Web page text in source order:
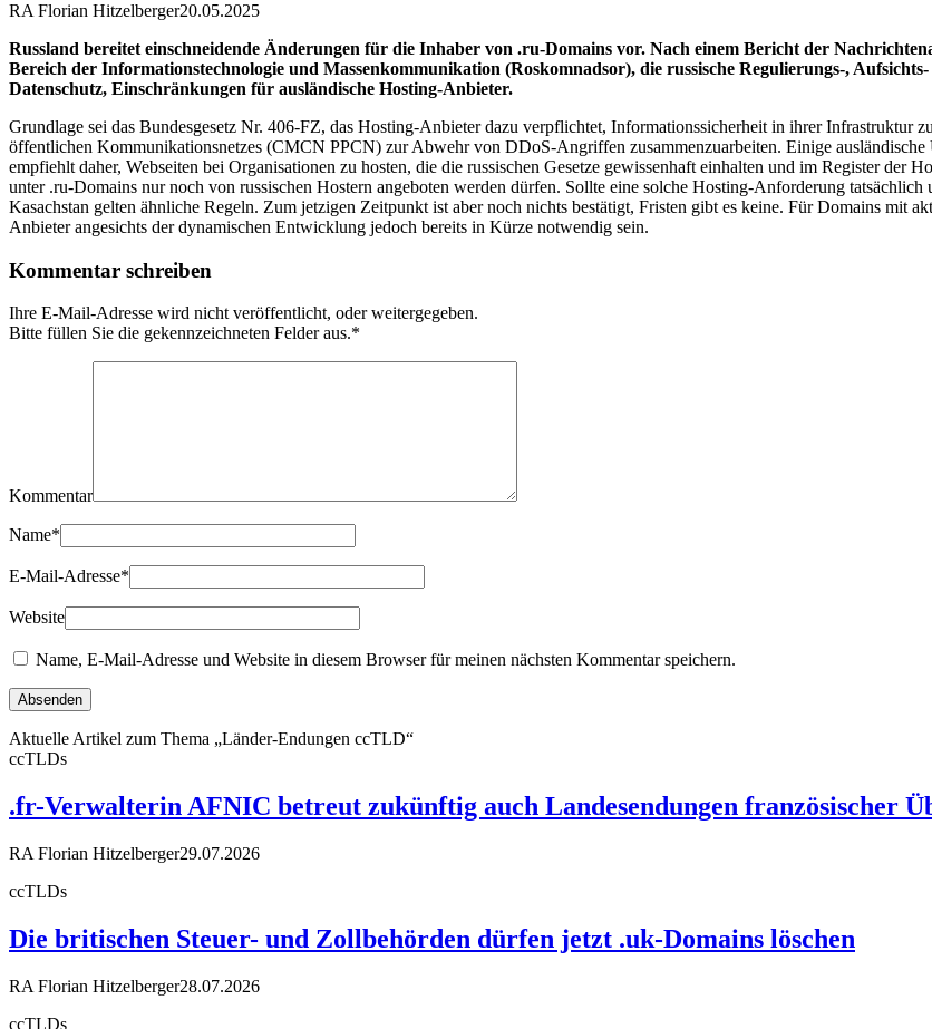
RA Florian Hitzelberger20.05.2025
Russland bereitet einschneidende Änderungen für die Inhaber von .ru-Domains vor. Nach einem Bericht der
Bereich der Informationstechnologie und Massenkommunikation (Roskomnadsor), die russische Regulierungs-,
Datenschutz, Einschränkungen für ausländische Hosting-Anbieter.
Grundlage sei das Bundesgesetz Nr. 406-FZ, das Hosting-Anbieter dazu verpflichtet, Informationssicherheit in ihrer Infrastruktur
öffentlichen Kommunikationsnetzes (CMCN PPCN) zur Abwehr von DDoS-Angriffen zusammenzuarbeiten. Einige
empfiehlt daher, Webseiten bei Organisationen zu hosten, die die russischen Gesetze gewissenhaft einhalten und im Register der
unter .ru-Domains nur noch von russischen Hostern angeboten werden dürfen. Sollte eine solche Hosting-Anforderung
Kasachstan gelten ähnliche Regeln. Zum jetzigen Zeitpunkt ist aber noch nichts bestätigt, Fristen gibt es keine. Für Domains mit
Anbieter angesichts der dynamischen Entwicklung jedoch bereits in Kürze notwendig sein.
Kommentar schreiben
Ihre E-Mail-Adresse wird nicht veröffentlicht, oder weitergegeben.
Bitte füllen Sie die gekennzeichneten Felder aus.*
Kommentar
Name*
E-Mail-Adresse*
Website
Name, E-Mail-Adresse und Website in diesem Browser für meinen nächsten Kommentar speichern.
Aktuelle Artikel zum Thema „Länder-Endungen ccTLD“
ccTLDs
.fr-Verwalterin AFNIC betreut zukünftig auch Landesendungen französischer
RA Florian Hitzelberger29.07.2026
ccTLDs
Die britischen Steuer- und Zollbehörden dürfen jetzt .uk-Domains löschen
RA Florian Hitzelberger28.07.2026
ccTLDs